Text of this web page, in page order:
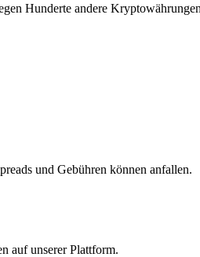
Hunderte andere
und Gebühren können anfallen.
auf unserer Plattform.